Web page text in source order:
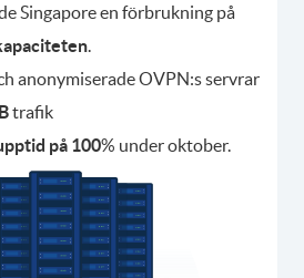
Singapore en förbrukning på
.
anonymiserade OVPN:s servrar
trafik
på 100% under oktober.